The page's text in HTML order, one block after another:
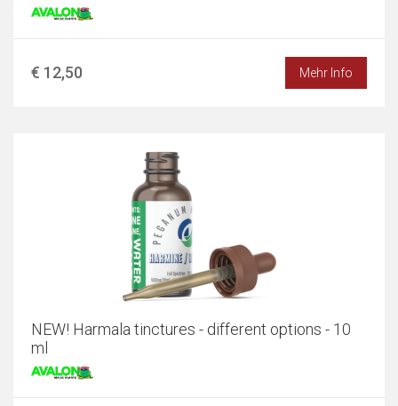
€ 12,50 Mehr Info
NEW! Harmala tinctures - different options - 10
ml